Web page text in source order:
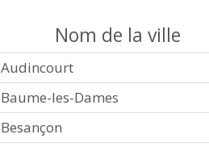
Nom de la ville
Audincourt
Baume-les-Dames
Besançon